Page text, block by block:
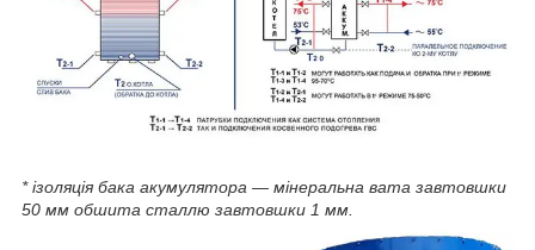
* ізоляція бака акумулятора — мінеральна вата завтовшки
50 мм обшита сталлю завтовшки 1 мм.